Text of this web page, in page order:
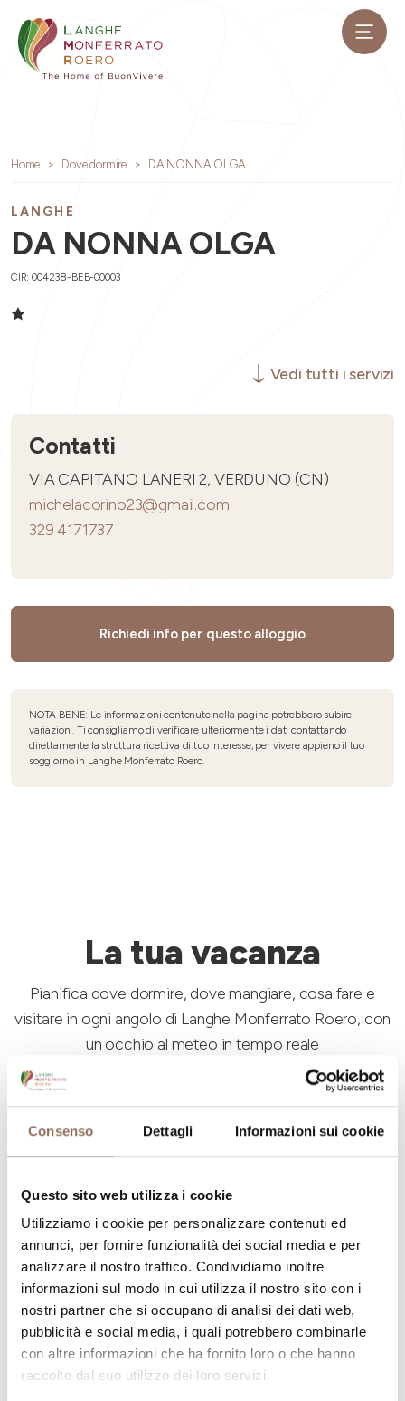
Consenso Dettagli Informazioni sui cookie
Questo sito web utilizza i cookie
Utilizziamo i cookie per personalizzare contenuti ed
annunci, per fornire funzionalità dei social media e per
analizzare il nostro traffico. Condividiamo inoltre
informazioni sul modo in cui utilizza il nostro sito con i
nostri partner che si occupano di analisi dei dati web,
pubblicità e social media, i quali potrebbero combinarle
con altre informazioni che ha fornito loro o che hanno
raccolto dal suo utilizzo dei loro servizi.
Home Dove dormire DA NONNA OLGA
LANGHE
DA NONNA OLGA
CIR: 004238-BEB-00003
Vedi tutti i servizi
Contatti
VIA CAPITANO LANERI 2, VERDUNO (CN)
michelacorino23@gmail.com
329 4171737
Richiedi info per questo alloggio
NOTA BENE: Le informazioni contenute nella pagina potrebbero subire
variazioni. Ti consigliamo di verificare ulteriormente i dati contattando
direttamente la struttura ricettiva di tuo interesse, per vivere appieno il tuo
soggiorno in Langhe Monferrato Roero.
La tua vacanza
Pianifica dove dormire, dove mangiare, cosa fare e
visitare in ogni angolo di Langhe Monferrato Roero, con
un occhio al meteo in tempo reale
Dove dormire Dove mangiare